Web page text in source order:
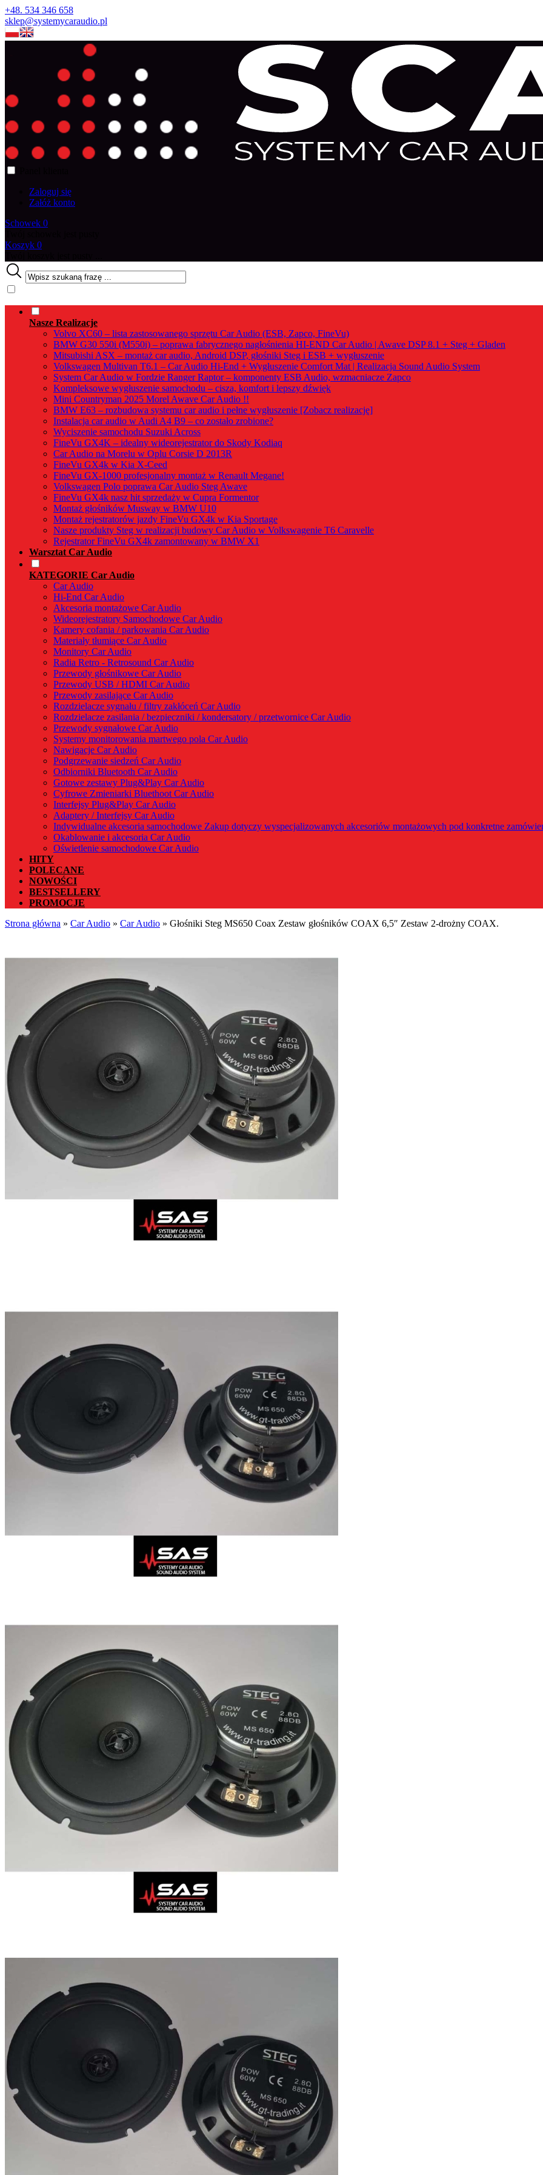
+48. 534 346 658
sklep@systemycaraudio.pl
Zaloguj się
Załóż konto
Schowek 0
Koszyk 0
Nasze Realizacje
Volvo XC60 – lista zastosowanego sprzętu Car Audio (ESB, Zapco, FineVu)
BMW G30 550i (M550i) – poprawa fabrycznego nagłośnienia HI-END Car Audio | Awave DSP 8.1 + Steg + Gladen
Mitsubishi ASX – montaż car audio, Android DSP, głośniki Steg i ESB + wygłuszenie
Volkswagen Multivan T6.1 – Car Audio Hi-End + Wygłuszenie Comfort Mat | Realizacja Sound Audio System
System Car Audio w Fordzie Ranger Raptor – komponenty ESB Audio, wzmacniacze Zapco
Kompleksowe wygłuszenie samochodu – cisza, komfort i lepszy dźwięk
Mini Countryman 2025 Morel Awave Car Audio !!
BMW E63 – rozbudowa systemu car audio i pełne wygłuszenie [Zobacz realizację]
Instalacja car audio w Audi A4 B9 – co zostało zrobione?
Wyciszenie samochodu Suzuki Across
FineVu GX4K – idealny wideorejestrator do Skody Kodiaq
Car Audio na Morelu w Oplu Corsie D 2013R
FineVu GX4k w Kia X-Ceed
FineVu GX-1000 profesjonalny montaż w Renault Megane!
Volkswagen Polo poprawa Car Audio Steg Awave
FineVu GX4k nasz hit sprzedaży w Cupra Formentor
Montaż głośników Musway w BMW U10
Montaż rejestratorów jazdy FineVu GX4k w Kia Sportage
Nasze produkty Steg w realizacji budowy Car Audio w Volkswagenie T6 Caravelle
Rejestrator FineVu GX4k zamontowany w BMW X1
Warsztat Car Audio
KATEGORIE Car Audio
Car Audio
Hi-End Car Audio
Akcesoria montażowe Car Audio
Wideorejestratory Samochodowe Car Audio
Kamery cofania / parkowania Car Audio
Materiały tłumiące Car Audio
Monitory Car Audio
Radia Retro - Retrosound Car Audio
Przewody głośnikowe Car Audio
Przewody USB / HDMI Car Audio
Przewody zasilające Car Audio
Rozdzielacze sygnału / filtry zakłóceń Car Audio
Rozdzielacze zasilania / bezpieczniki / kondersatory / przetwornice Car Audio
Przewody sygnałowe Car Audio
Systemy monitorowania martwego pola Car Audio
Nawigacje Car Audio
Podgrzewanie siedzeń Car Audio
Odbiorniki Bluetooth Car Audio
Gotowe zestawy Plug&Play Car Audio
Cyfrowe Zmieniarki Bluethoot Car Audio
Interfejsy Plug&Play Car Audio
Adaptery / Interfejsy Car Audio
Indywidualne akcesoria samochodowe Zakup dotyczy wyspecjalizowanych akcesoriów montażowych pod konkretne
Okablowanie i akcesoria Car Audio
Oświetlenie samochodowe Car Audio
HITY
POLECANE
NOWOŚCI
BESTSELLERY
PROMOCJE
Strona główna » Car Audio » Car Audio » Głośniki Steg MS650 Coax Zestaw głośników COAX 6,5″ Zestaw 2-drożny COAX.